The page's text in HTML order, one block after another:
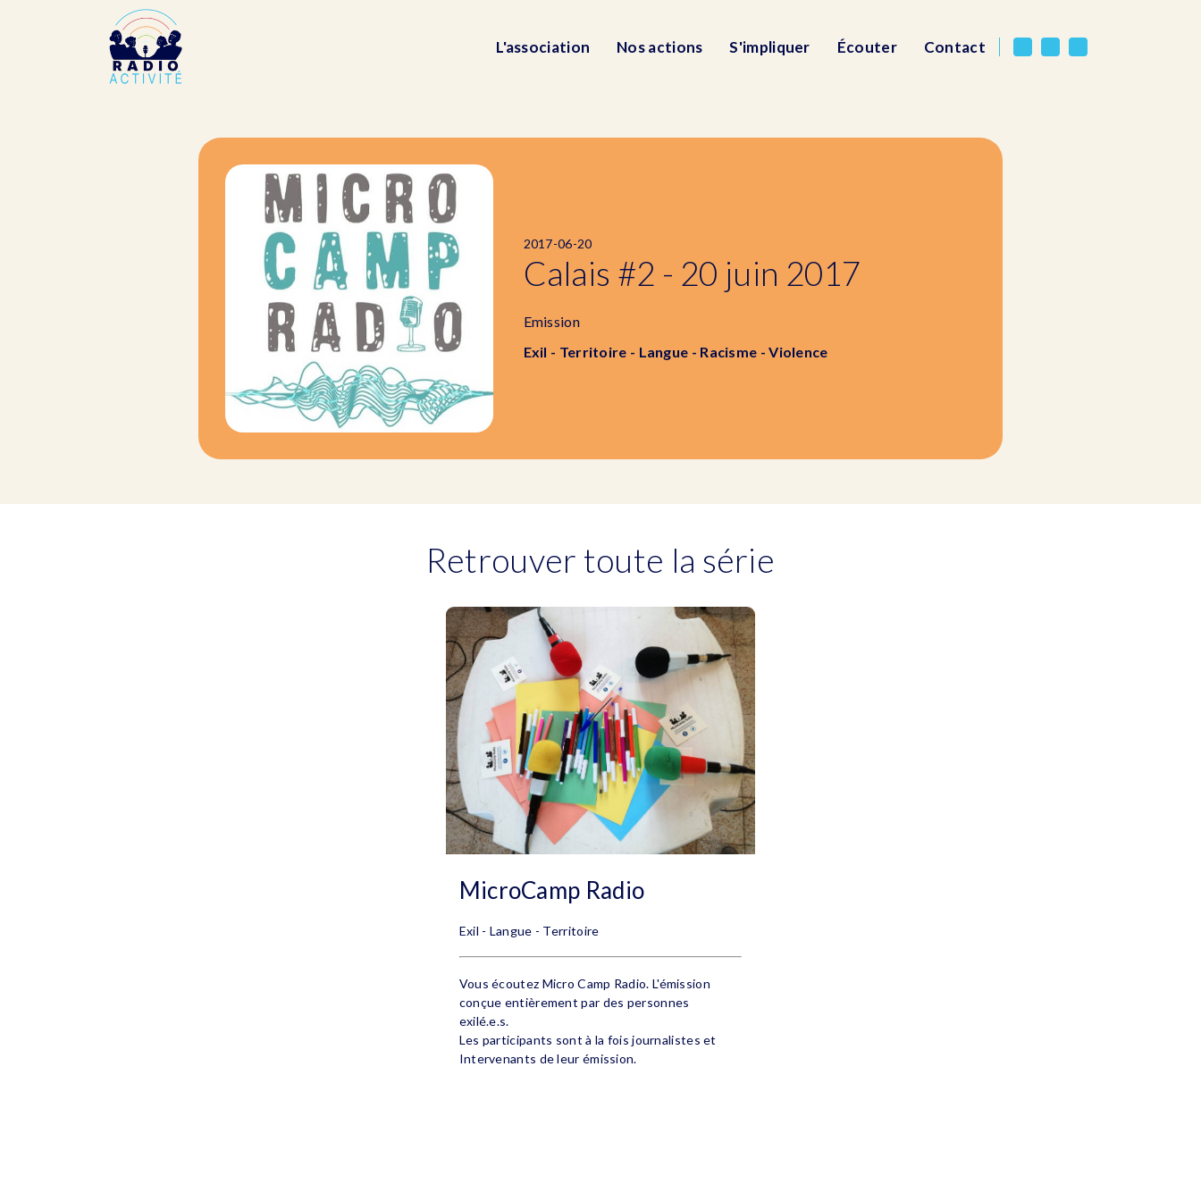
L'association Nos actions S'impliquer Écouter Contact
2017-06-20
Calais #2 - 20 juin 2017
Emission
Exil - Territoire - Langue - Racisme - Violence
Retrouver toute la série
MicroCamp Radio
Exil - Langue - Territoire
Vous écoutez Micro Camp Radio. L'émission
conçue entièrement par des personnes
exilé.e.s.
Les participants sont à la fois journalistes et
Intervenants de leur émission.